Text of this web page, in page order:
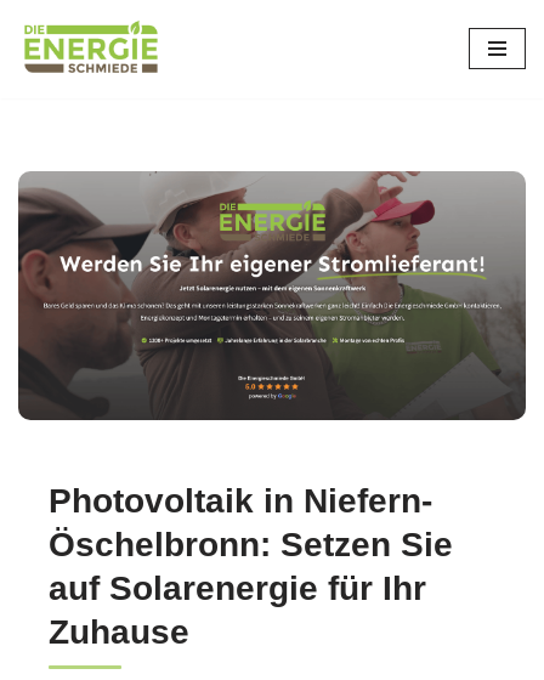
Zum
Photovoltaik in Niefern-
Öschelbronn: Setzen Sie
auf Solarenergie für Ihr
Zuhause